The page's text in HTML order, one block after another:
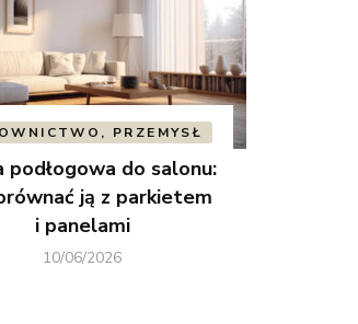
PRZEMYSŁ
podłogowa do salonu:
ją z parkietem
i panelami
10/06/2026